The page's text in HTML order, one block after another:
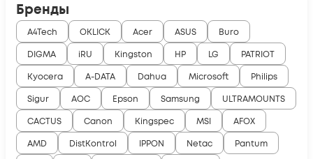
Бренды
A4Tech OKLICK Acer ASUS
Buro
DIGMA
iRU Kingston HP LG
PATRIOT
Kyocera
A-DATA Dahua Microsoft
Philips
Sigur
AOC Epson Samsung
ULTRAMOUNTS
CACTUS
Canon Kingspec MSI
AFOX
AMD
DistKontrol IPPON Netac
Pantum